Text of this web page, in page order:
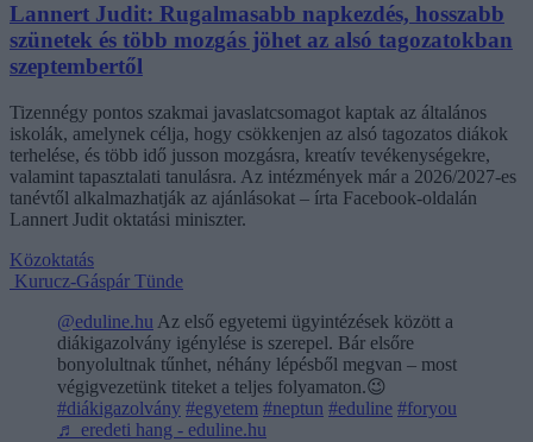
Lannert Judit: Rugalmasabb napkezdés, hosszabb
szünetek és több mozgás jöhet az alsó tagozatokban
szeptembertől
Tizennégy pontos szakmai javaslatcsomagot kaptak az általános
iskolák, amelynek célja, hogy csökkenjen az alsó tagozatos diákok
terhelése, és több idő jusson mozgásra, kreatív tevékenységekre,
valamint tapasztalati tanulásra. Az intézmények már a 2026/2027-es
tanévtől alkalmazhatják az ajánlásokat – írta Facebook-oldalán
Lannert Judit oktatási miniszter.
Közoktatás
Kurucz-Gáspár Tünde
@eduline.hu Az első egyetemi ügyintézések között a
diákigazolvány igénylése is szerepel. Bár elsőre
bonyolultnak tűnhet, néhány lépésből megvan – most
végigvezetünk titeket a teljes folyamaton.😉
#diákigazolvány #egyetem #neptun #eduline #foryou
♬ eredeti hang - eduline.hu